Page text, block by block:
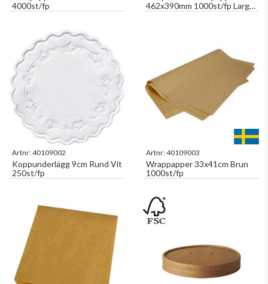
4000st/fp
462x390mm 1000st/fp Large
Ecoecho
Artnr:40109002
Koppunderlägg 9cm Rund Vit
250st/fp
Artnr:40109003
Wrappapper 33x41cm Brun
1000st/fp